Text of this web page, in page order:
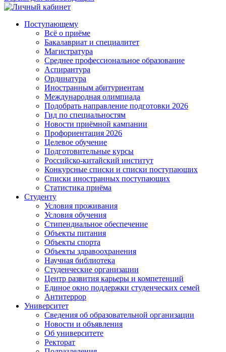
Поступающему
Всё о приёме
Бакалавриат и специалитет
Магистратура
Среднее профессиональное образование
Аспирантура
Ординатура
Иностранным абитуриентам
Международная олимпиада
Подобрать направление подготовки 2026
Гид по специальностям
Новости приёмной кампании
Профориентация 2026
Целевое обучение
Подготовительные курсы
Российско-китайский институт
Конкурсные списки и списки поступающих
Списки иностранных поступающих
Статистика приёма
Студенту
Условия проживания
Условия обучения
Стипендиальное обеспечение
Объекты питания
Объекты спорта
Объекты здравоохранения
Научная библиотека
Студенческие организации
Центр развития карьеры и компетенций
Единое окно поддержки студенческих семей
Антитеррор
Университет
Сведения об образовательной организации
Новости и объявления
Об университете
Ректорат